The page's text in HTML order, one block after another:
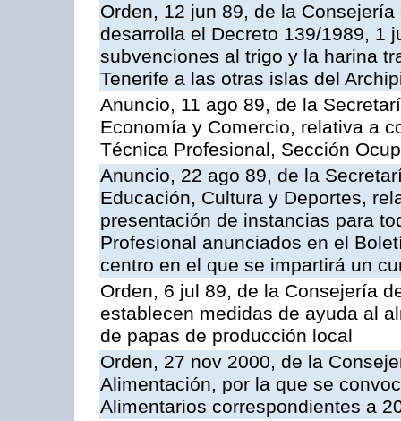
Orden, 12 jun 89, de la
desarrolla el Decreto 139/1989, 1
subvenciones al trigo y la harina
Tenerife a las otras islas del
Anuncio, 11 ago 89, de la
Economía y Comercio, relativa a
Técnica Profesional, Sección
Anuncio, 22 ago 89, de la
Educación, Cultura y Deportes,
presentación de instancias para
Profesional anunciados en el
centro en el que se impartirá un
Orden, 6 jul 89, de la Consejería
establecen medidas de ayuda al
de papas de producción local
Orden, 27 nov 2000, de la
Alimentación, por la que se
Alimentarios correspondientes a